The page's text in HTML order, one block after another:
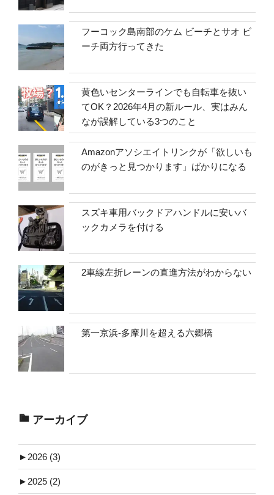
フーコック島南部のケム ビーチとサオ ビ
ーチ両方行ってきた
黄色いセンターラインでも自転車を抜い
てOK？2026年4月の新ルール、実はみん
なが誤解している3つのこと
Amazonアソシエイトリンクが「欲しいも
のがきっと見つかります」ばかりになる
スズキ車用バックドアハンドルに安いバ
ックカメラを付ける
2車線左折レーンの直進方法がわからない
第一京浜-多摩川を超える六郷橋
アーカイブ
► 2026 (3)
► 2025 (2)